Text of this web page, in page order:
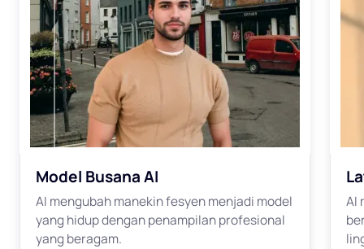
Model Busana AI
AI mengubah manekin fesyen menjadi model
yang hidup dengan penampilan profesional
yang beragam.
AI